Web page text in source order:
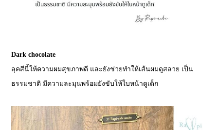
Dark chocolate
ลุคสีนี้ให้ความผมสุขภาพดี และยังช่วยทำให้เส้นผมดูสลวย เป็น
ธรรมชาติ มีความละมุนพร้อมยังขับให้ใบหน้าดูเด็ก